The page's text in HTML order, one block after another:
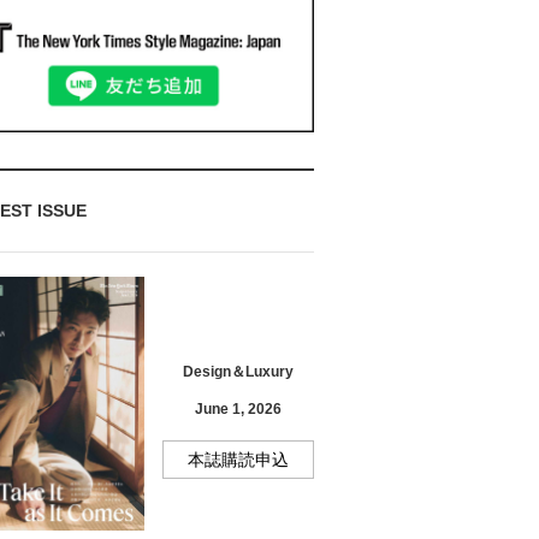
ISSUE
Design＆Luxury
June 1, 2026
本誌購読申込